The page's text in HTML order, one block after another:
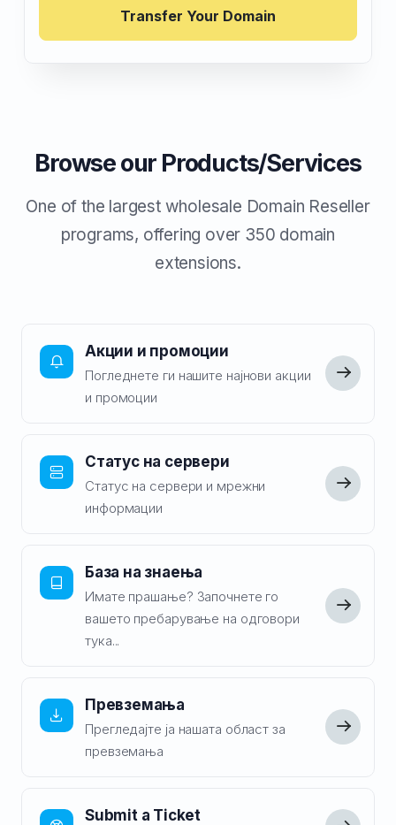
Transfer Your Domain
Browse our Products/Services
One of the largest wholesale Domain Reseller
programs, offering over 350 domain
extensions.
Акции и промоции
Погледнете ги нашите најнови акции
и промоции
Статус на сервери
Статус на сервери и мрежни
информации
База на знаења
Имате прашање? Започнете го
вашето пребарување на одговори
тука...
Превземања
Прегледајте ја нашата област за
превземања
Submit a Ticket